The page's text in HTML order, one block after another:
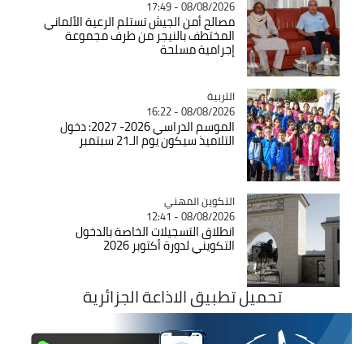
08/08/2026 - 17:49
مصالح أمن الجيش تستلم الرعية الألماني
المختطف بالنيجر من طرف مجموعة
إجرامية مسلحة
Catégorie
التربية
08/08/2026 - 16:22
الموسم الدراسي 2026- 2027: دخول
التلاميذ سيكون يوم الـ21 سبتمبر
Catégorie
التكوين المهني
08/08/2026 - 12:41
انطلاق التسجيلات الخاصة بالدخول
التكويني لدورة أكتوبر 2026
تحميل تطبيق الاذاعة الجزائرية